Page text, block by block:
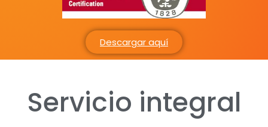
Descargar aquí
Servicio integral